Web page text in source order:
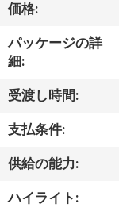
デ
オ
私
達
に
価格:
パッケージの詳
細:
受渡し時間:
支払条件:
供給の能力:
ハイライト: